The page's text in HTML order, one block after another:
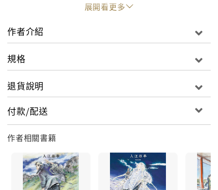
展開看更多
作者介紹
規格
退貨說明
付款/配送
作者相關書籍